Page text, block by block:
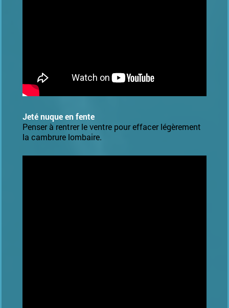
Jeté nuque en fente
Penser à rentrer le ventre pour effacer légèrement
la cambrure lombaire.